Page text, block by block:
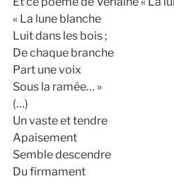
« La lune blanche
Luit dans les bois ;
De chaque branche
Part une voix
Sous la ramée… »
(…)
Un vaste et tendre
Apaisement
Semble descendre
Du firmament